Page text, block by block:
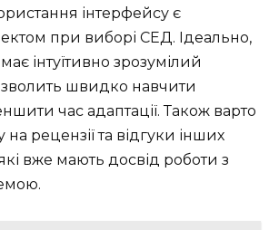
інтерфейсу є
при виборі СЕД. Ідеально,
інтуїтивно зрозумілий
швидко навчити
час адаптації. Також варто
на рецензії та відгуки інших
вже мають досвід роботи з